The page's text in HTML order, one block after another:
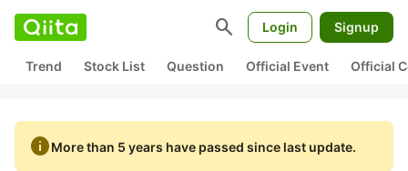
search Login Signup
Trend Stock List Question Official Event Official
infoMore than 5 years have passed since last update.